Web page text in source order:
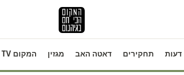
דעות תחקירים דאטה האב מגזין המקום TV